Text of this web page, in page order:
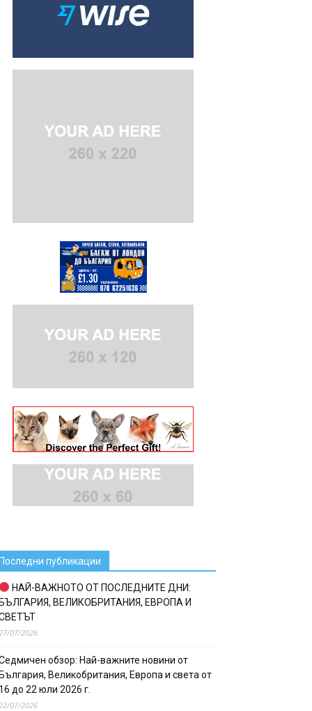
публикации
НАЙ-ВАЖНОТО ОТ ПОСЛЕДНИТЕ ДНИ:
ВЕЛИКОБРИТАНИЯ, ЕВРОПА И
07/2026
обзор: Най-важните новини от
Великобритания, Европа и света от
до 22 юли 2026 г.
07/2026